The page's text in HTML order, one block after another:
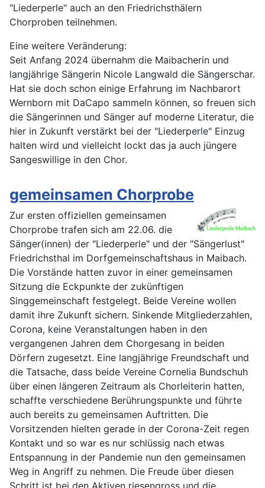
"Liederperle" auch an den Friedrichsthälern
Chorproben teilnehmen.
Eine weitere Veränderung:
Seit Anfang 2024 übernahm die Maibacherin und
langjährige Sängerin Nicole Langwald die Sängerschar.
Hat sie doch schon einige Erfahrung im Nachbarort
Wernborn mit DaCapo sammeln können, so freuen sich
die Sängerinnen und Sänger auf moderne Literatur, die
hier in Zukunft verstärkt bei der "Liederperle" Einzug
halten wird und vielleicht lockt das ja auch jüngere
Sangeswillige in den Chor.
gemeinsamen Chorprobe
Zur ersten offiziellen gemeinsamen
Chorprobe trafen sich am 22.06. die
Sänger(innen) der "Liederperle" und der "Sängerlust"
Friedrichsthal im Dorfgemeinschaftshaus in Maibach.
Die Vorstände hatten zuvor in einer gemeinsamen
Sitzung die Eckpunkte der zukünftigen
Singgemeinschaft festgelegt. Beide Vereine wollen
damit ihre Zukunft sichern. Sinkende Mitgliederzahlen,
Corona, keine Veranstaltungen haben in den
vergangenen Jahren dem Chorgesang in beiden
Dörfern zugesetzt. Eine langjährige Freundschaft und
die Tatsache, dass beide Vereine Cornelia Bundschuh
über einen längeren Zeitraum als Chorleiterin hatten,
schaffte verschiedene Berührungspunkte und führte
auch bereits zu gemeinsamen Auftritten. Die
Vorsitzenden hielten gerade in der Corona-Zeit regen
Kontakt und so war es nur schlüssig nach etwas
Entspannung in der Pandemie nun den gemeinsamen
Weg in Angriff zu nehmen. Die Freude über diesen
Schritt ist bei den Aktiven riesengross und die